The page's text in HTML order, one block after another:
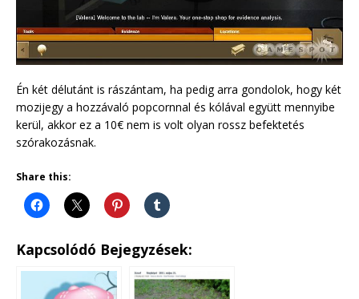
Én két délutánt is rászántam, ha pedig arra gondolok, hogy két
mozijegy a hozzávaló popcornnal és kólával együtt mennyibe
kerül, akkor ez a 10€ nem is volt olyan rossz befektetés
szórakozásnak.
Share this:
Kapcsolódó Bejegyzések: